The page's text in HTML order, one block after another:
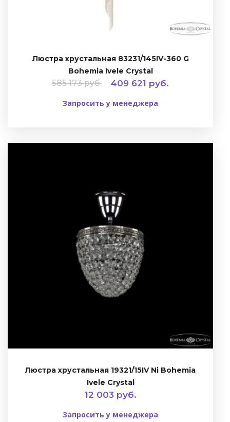
Люстра хрустальная 83231/145IV-360 G
Bohemia Ivele Crystal
585 173 руб. 409 621 руб.
Запросить у менеджера
Люстра хрустальная 19321/15IV Ni Bohemia
Ivele Crystal
12 003 руб.
Запросить у менеджера